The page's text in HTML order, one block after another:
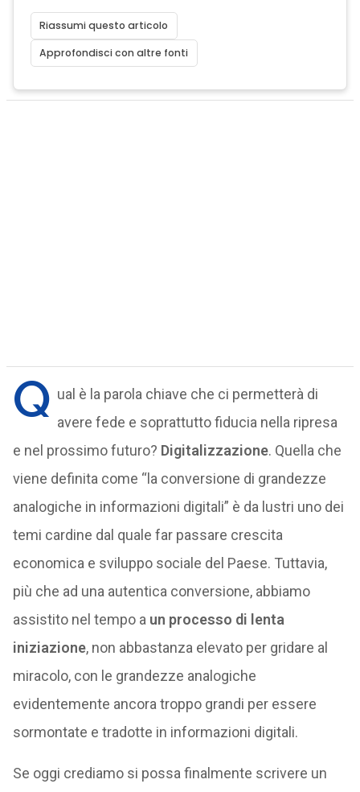
Riassumi questo articolo
Approfondisci con altre fonti
Q ual è la parola chiave che ci permetterà di
avere fede e soprattutto fiducia nella ripresa
e nel prossimo futuro? Digitalizzazione. Quella che
viene definita come “la conversione di grandezze
analogiche in informazioni digitali” è da lustri uno dei
temi cardine dal quale far passare crescita
economica e sviluppo sociale del Paese. Tuttavia,
più che ad una autentica conversione, abbiamo
assistito nel tempo a un processo di lenta
iniziazione, non abbastanza elevato per gridare al
miracolo, con le grandezze analogiche
evidentemente ancora troppo grandi per essere
sormontate e tradotte in informazioni digitali.
Se oggi crediamo si possa finalmente scrivere un